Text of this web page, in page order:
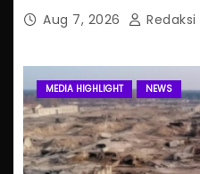
Aug 7, 2026 Redaksi
MEDIA HIGHLIGHT NEWS